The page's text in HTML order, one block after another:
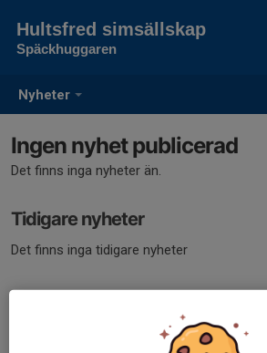
Nyheter
Hultsfred simsällskap
Späckhuggaren
Ingen nyhet publicerad
Det finns inga nyheter än.
Tidigare nyheter
Det finns inga tidigare nyheter